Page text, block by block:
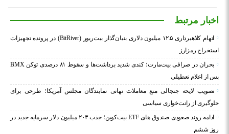
اخبار مرتبط
اتهام کلاهبرداری ۱۲.۵ میلیون دلاری بنیان‌گذار بیت‌ریور (BitRiver) در پرونده تجهیزات
استخراج رمزارز
بحران در صرافی بیت‌مارت؛ کندی شدید برداشت‌ها و سقوط ۸۱ درصدی توکن BMX
پس از اعلام تعطیلی
تصویب لایحه جنجالی منع معاملات نهانی نمایندگان مجلس آمریکا؛ طرحی برای
جلوگیری از رانت‌خواری سیاسی
ادامه روند صعودی صندوق‌ های ETF بیت‌کوین؛ جذب ۲۰۳ میلیون دلار سرمایه جدید در
روز ششم